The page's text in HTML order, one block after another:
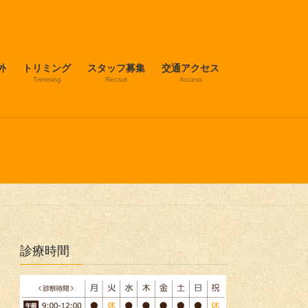
トリミング
Trimming
スタッフ募集
Recruit
交通アクセス
Access
診療時間